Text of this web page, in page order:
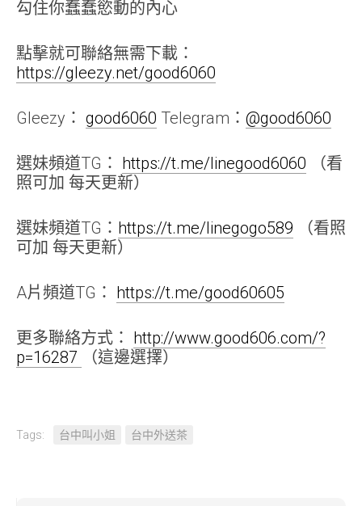
勾住你蠢蠢慾動的內心
點擊就可聯絡無需下載：
https://gleezy.net/good6060
Gleezy： good6060 Telegram： @good6060
選妹頻道TG： https://t.me/linegood6060 （看
照可加 每天更新）
選妹頻道TG： https://t.me/linegogo589 （看照
可加 每天更新）
A片頻道TG： https://t.me/good60605
更多聯絡方式： http://www.good606.com/?
p=16287
（這邊選擇）
Tags: 台中叫小姐 台中外送茶